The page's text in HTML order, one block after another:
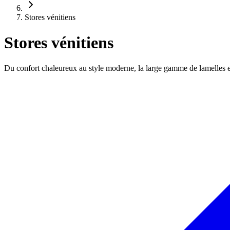
Stores vénitiens
Stores vénitiens
Du confort chaleureux au style moderne, la large gamme de